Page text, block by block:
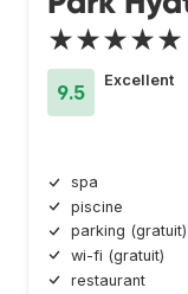
★★★★★
9.5
Excellent
spa
piscine
parking (gratuit)
wi-fi (gratuit)
restaurant